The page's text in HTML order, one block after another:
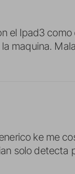
el Ipad3 como
maquina. Mala
ke me
solo detecta